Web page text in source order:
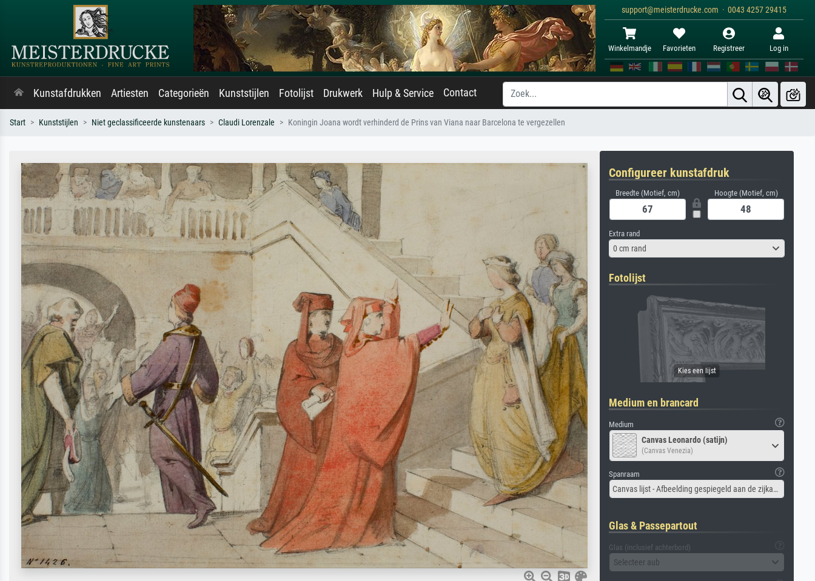
support@meisterdrucke.com · 0043 4257 29415
Winkelmandje Favorieten Registreer Log in
Kunstafdrukken Artiesten Categorieën Kunststijlen Fotolijst Drukwerk Hulp & Service Contact
Start Kunststijlen Niet geclassificeerde kunstenaars Claudi Lorenzale Koningin Joana wordt verhinderd de Prins van Viana naar Barcelona te vergezellen
Configureer kunstafdruk
Breedte (Motief, cm) Hoogte (Motief, cm)
Extra rand
0 cm rand
Fotolijst
Medium en brancard
Medium
Canvas Leonardo (satijn)
(Canvas Venezia)
Spanraam
Canvas lijst - Afbeelding gespiegeld aan de zijkant
Glas & Passepartout
Glas (inclusief achterbord)
Selecteer aub